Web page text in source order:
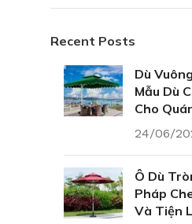
Recent Posts
Dù
Mẫu Dù
Cho
24/06/
Ô Dù
Pháp
Và Tiện